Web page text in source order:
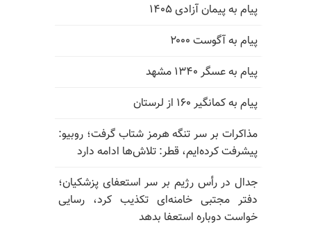
پیام به پیمان آزادی ۱۴۰۵
پیام به آگوست ۲۰۰۰
پیام به عسگر ۱۳۴۰ مشهد
پیام به کمانگیر ۱۶۰ از لرستان
مذاکرات بر سر تنگه هرمز شتاب گرفت؛ روبیو:
پیشرفت کرده‌ایم، قطر: تلاش‌ها ادامه دارد
جدال در رأس رژیم بر سر استعفای پزشکیان؛
دفتر مجتبی خامنه‌ای تکذیب کرد، رسایی
خواست دوباره استعفا بدهد